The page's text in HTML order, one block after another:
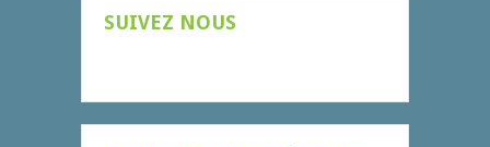
SUIVEZ NOUS